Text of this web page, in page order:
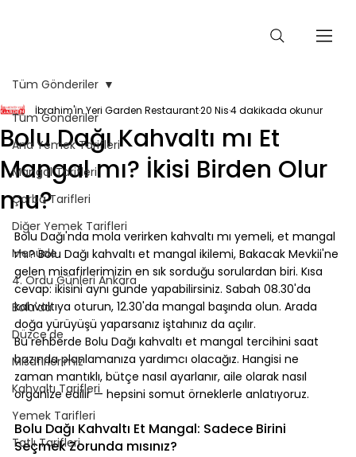
Tüm Gönderiler
Ana Yemek Tarifleri
Mangal Tarifleri
Çorba Tarifleri
Diğer Yemek Tarifleri
Menüde
4. Ordu Günleri Ankara
Bolu'da
Düzce'de
Misafirlerimiz
Kahvaltı Tarifleri
Yemek Tarifleri
Tatlı Tarifleri
Tüm Gönderiler
Bolu Dağı Kahvaltı mı Et
Mangal mı? İkisi Birden Olur
mu?
İbrahim'in Yeri Garden Restaurant20 Nis4 dakikada okunur
Bolu Dağı'nda mola verirken kahvaltı mı yemeli, et mangal
mı? Bolu Dağı kahvaltı et mangal ikilemi, Bakacak Mevkii'ne
gelen misafirlerimizin en sık sorduğu sorulardan biri. Kısa
cevap: ikisini aynı günde yapabilirsiniz. Sabah 08.30'da
kahvaltıya oturun, 12.30'da mangal başında olun. Arada
doğa yürüyüşü yaparsanız iştahınız da açılır.
Bu rehberde Bolu Dağı kahvaltı et mangal tercihini saat
bazında planlamanıza yardımcı olacağız. Hangisi ne
zaman mantıklı, bütçe nasıl ayarlanır, aile olarak nasıl
organize edilir — hepsini somut örneklerle anlatıyoruz.
⠀
Bolu Dağı Kahvaltı Et Mangal: Sadece Birini
Seçmek Zorunda mısınız?